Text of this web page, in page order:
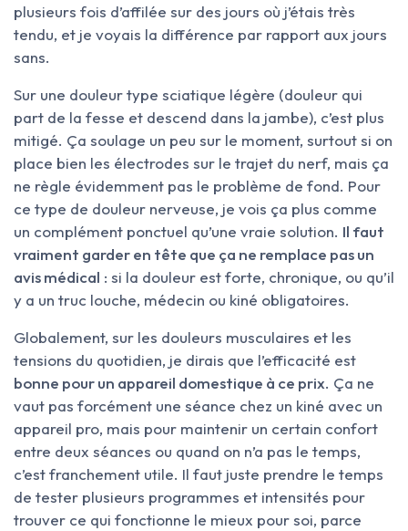
plusieurs fois d’affilée sur des jours où j’étais très
tendu, et je voyais la différence par rapport aux jours
sans.
Sur une douleur type sciatique légère (douleur qui
part de la fesse et descend dans la jambe), c’est plus
mitigé. Ça soulage un peu sur le moment, surtout si on
place bien les électrodes sur le trajet du nerf, mais ça
ne règle évidemment pas le problème de fond. Pour
ce type de douleur nerveuse, je vois ça plus comme
un complément ponctuel qu’une vraie solution. Il faut
vraiment garder en tête que ça ne remplace pas un
avis médical : si la douleur est forte, chronique, ou qu’il
y a un truc louche, médecin ou kiné obligatoires.
Globalement, sur les douleurs musculaires et les
tensions du quotidien, je dirais que l’efficacité est
bonne pour un appareil domestique à ce prix. Ça ne
vaut pas forcément une séance chez un kiné avec un
appareil pro, mais pour maintenir un certain confort
entre deux séances ou quand on n’a pas le temps,
c’est franchement utile. Il faut juste prendre le temps
de tester plusieurs programmes et intensités pour
trouver ce qui fonctionne le mieux pour soi, parce